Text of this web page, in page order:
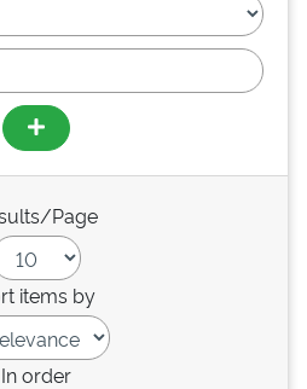
Page
items by
In order